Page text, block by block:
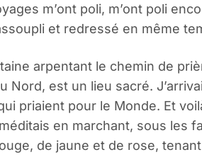
m’ont poli, m’ont poli
et redressé en même
arpentant le chemin de
est un lieu sacré.
priaient pour le Monde. Et
en marchant, sous les
de jaune et de rose,